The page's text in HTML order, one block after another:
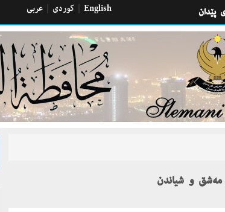
كوردی عربی English پێدان
مه‌شق و شیاندن